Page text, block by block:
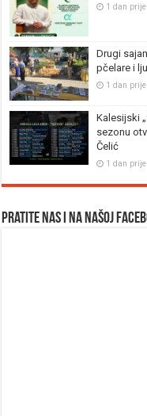
1 dan prije
Drugi
pčelare i
1 dan prije
Kalesijski
sezonu
Čelić
1 dan prije
Pratite nas i na našoj